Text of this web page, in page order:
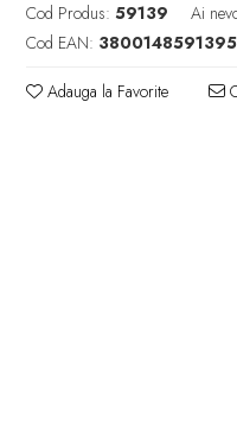
Cod Produs: 59139 Ai
Cod EAN: 3800148591395
Adauga la Favorite